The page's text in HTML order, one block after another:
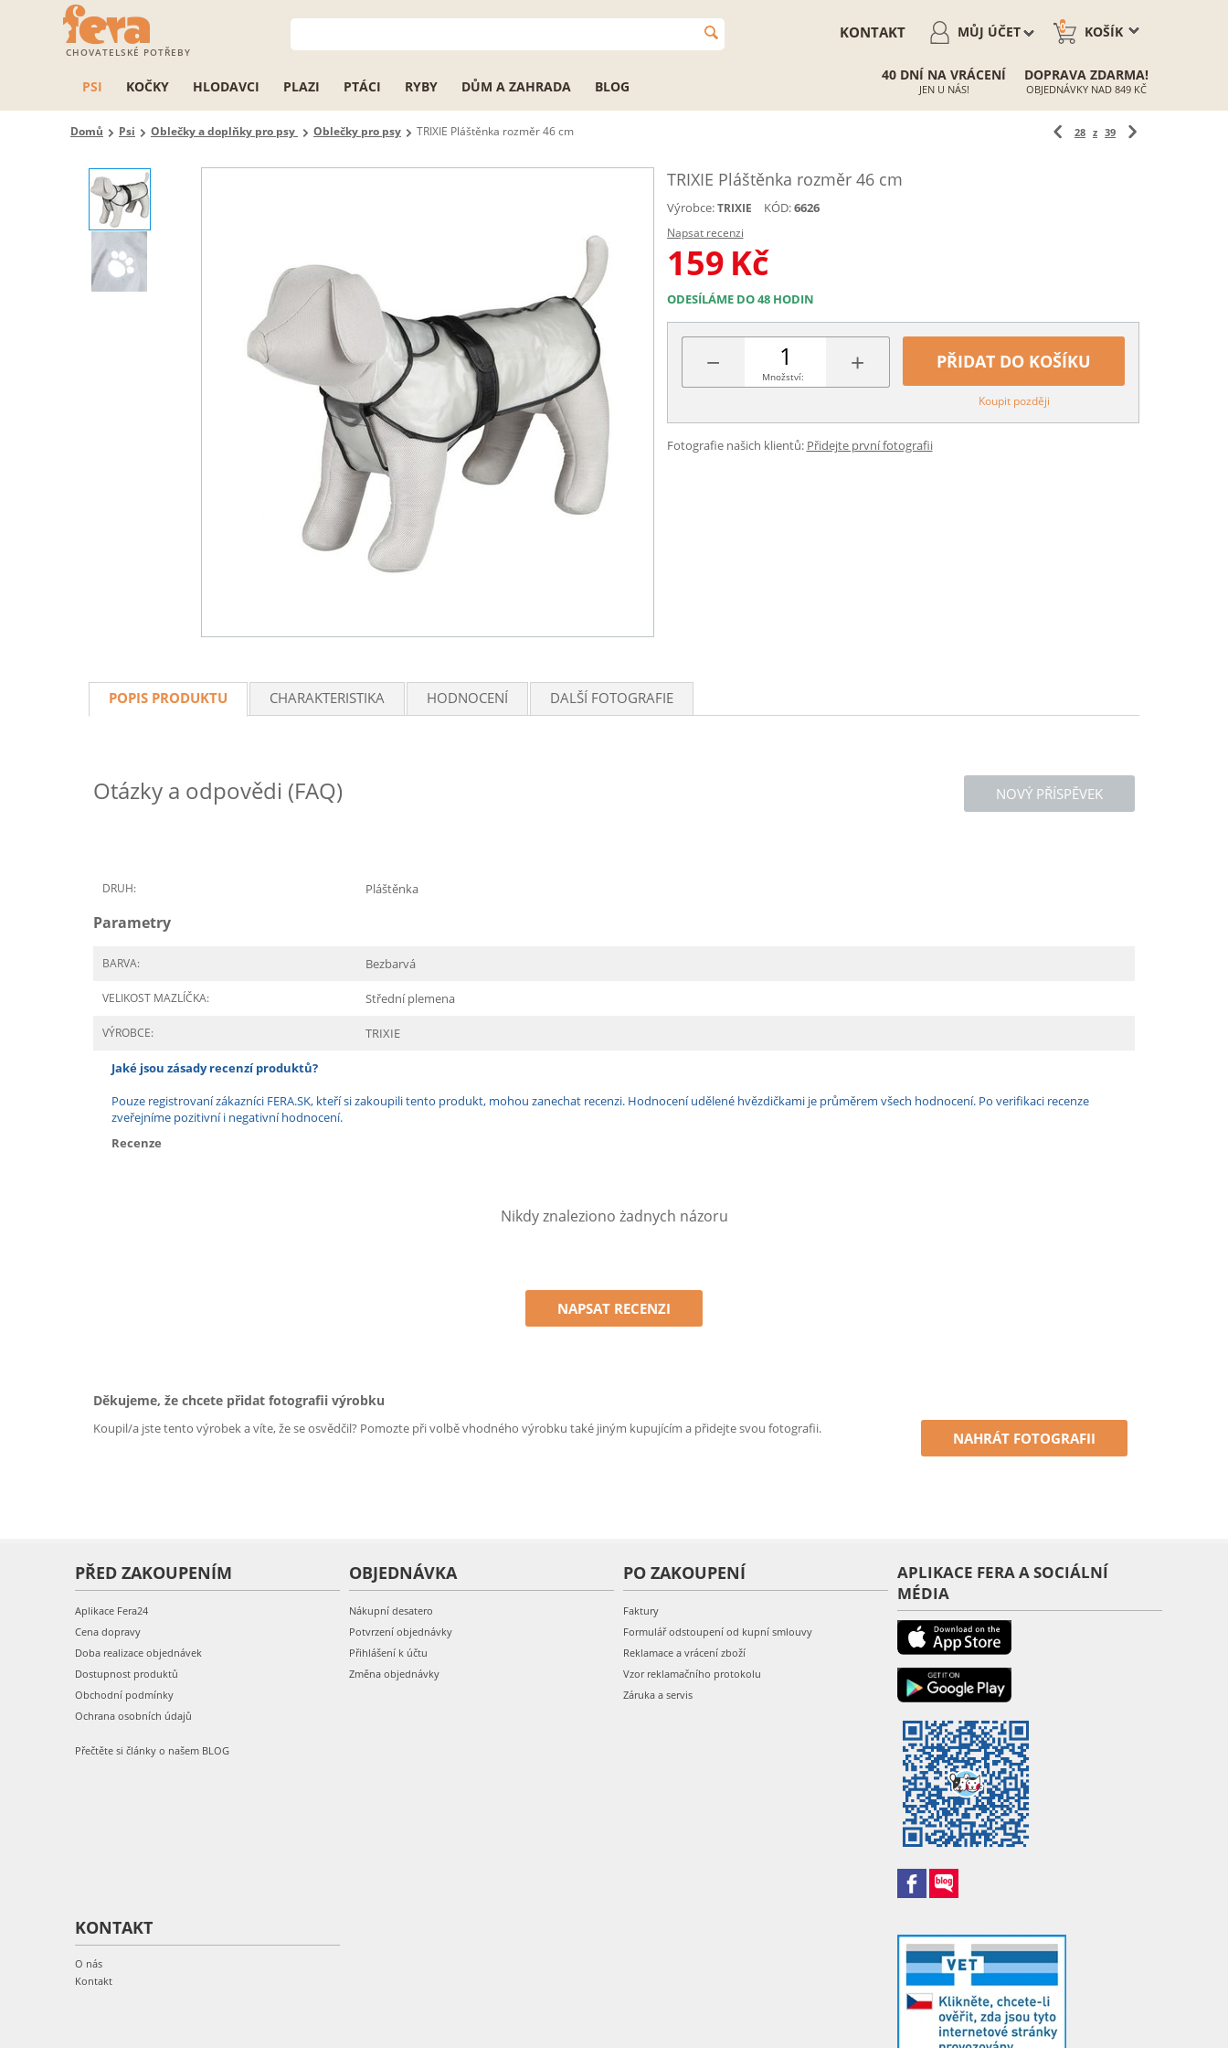
CHOVATELSKÉ POTŘEBY
KOŠÍK
0
MŮJ ÚČET
KONTAKT
PSI KOČKY HLODAVCI PLAZI PTÁCI RYBY DŮM A ZAHRADA BLOG
40 DNÍ NA VRÁCENÍ
JEN U NÁS!
DOPRAVA ZDARMA!
OBJEDNÁVKY NAD 849 KČ
Domů Psi Oblečky a doplňky pro psy Oblečky pro psy TRIXIE Pláštěnka rozměr 46 cm 28 z 39
TRIXIE Pláštěnka rozměr 46 cm
Výrobce: TRIXIE KÓD:6626
Napsat recenzi
159 Kč
ODESÍLÁME DO 48 HODIN
− +
Množství:
PŘIDAT DO KOŠÍKU
Koupit později
Fotografie našich klientů: Přidejte první fotografii
POPIS PRODUKTU CHARAKTERISTIKA HODNOCENÍ DALŠÍ FOTOGRAFIE
NOVÝ PŘÍSPĚVEK
Otázky a odpovědi (FAQ)
DRUH: Pláštěnka
Parametry
BARVA: Bezbarvá
VELIKOST MAZLÍČKA: Střední plemena
VÝROBCE: TRIXIE
Jaké jsou zásady recenzí produktů?
Pouze registrovaní zákazníci FERA.SK, kteří si zakoupili tento produkt, mohou zanechat recenzi. Hodnocení udělené hvězdičkami je průměrem všech hodnocení. Po verifikaci recenze
zveřejníme pozitivní i negativní hodnocení.
Recenze
Nikdy znaleziono żadnych názoru
NAPSAT RECENZI
Děkujeme, že chcete přidat fotografii výrobku
Koupil/a jste tento výrobek a víte, že se osvědčil? Pomozte při volbě vhodného výrobku také jiným kupujícím a přidejte svou fotografii.
NAHRÁT FOTOGRAFII
PŘED ZAKOUPENÍM
Aplikace Fera24
Cena dopravy
Doba realizace objednávek
Dostupnost produktů
Obchodní podmínky
Ochrana osobních údajů
Přečtěte si články o našem BLOG
OBJEDNÁVKA
Nákupní desatero
Potvrzení objednávky
Přihlášení k účtu
Změna objednávky
PO ZAKOUPENÍ
Faktury
Formulář odstoupení od kupní smlouvy
Reklamace a vrácení zboží
Vzor reklamačního protokolu
Záruka a servis
APLIKACE FERA A SOCIÁLNÍ
MÉDIA
KONTAKT
O nás
Kontakt